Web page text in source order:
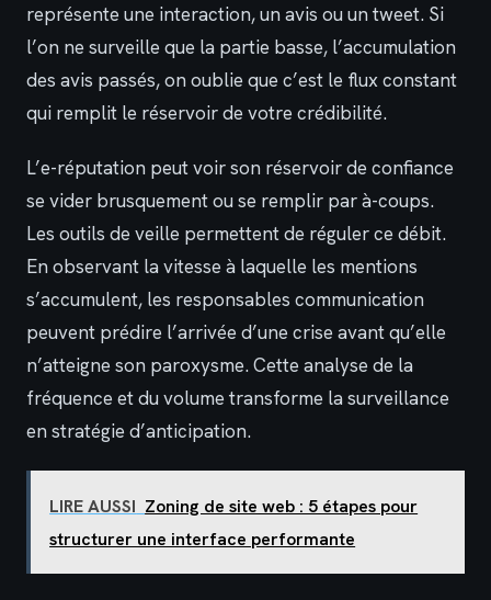
représente une interaction, un avis ou un tweet. Si
l’on ne surveille que la partie basse, l’accumulation
des avis passés, on oublie que c’est le flux constant
qui remplit le réservoir de votre crédibilité.
L’e-réputation peut voir son réservoir de confiance
se vider brusquement ou se remplir par à-coups.
Les outils de veille permettent de réguler ce débit.
En observant la vitesse à laquelle les mentions
s’accumulent, les responsables communication
peuvent prédire l’arrivée d’une crise avant qu’elle
n’atteigne son paroxysme. Cette analyse de la
fréquence et du volume transforme la surveillance
en stratégie d’anticipation.
LIRE AUSSI Zoning de site web : 5 étapes pour
structurer une interface performante